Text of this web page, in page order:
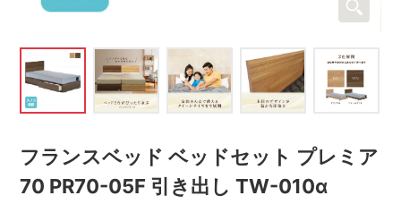
フランスベッド ベッドセット プレミア
70 PR70-05F 引き出し TW-010α